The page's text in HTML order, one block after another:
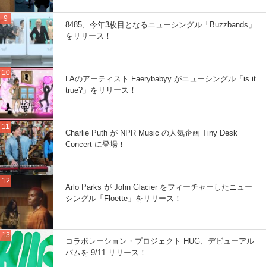
8485、今年3枚目となるニューシングル「Buzzbands」
をリリース！
LAのアーティスト Faerybabyy がニューシングル「is it
true?」をリリース！
Charlie Puth が NPR Music の人気企画 Tiny Desk
Concert に登場！
Arlo Parks が John Glacier をフィーチャーしたニュー
シングル「Floette」をリリース！
コラボレーション・プロジェクト HUG、デビューアル
バムを 9/11 リリース！